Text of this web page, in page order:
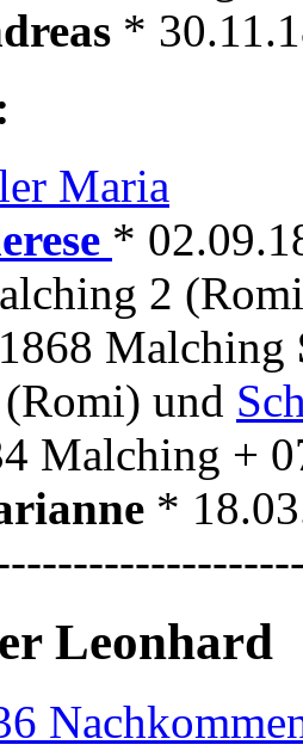
*
Maria
*
2
Malching
und
Malching +
*
Leonhard